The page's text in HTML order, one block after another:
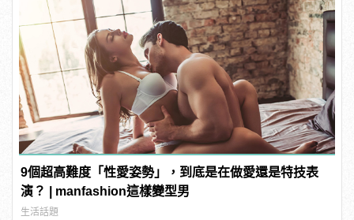
9個超高難度「性愛姿勢」，到底是在做愛還是特技表
演？ | manfashion這樣變型男
生活話題